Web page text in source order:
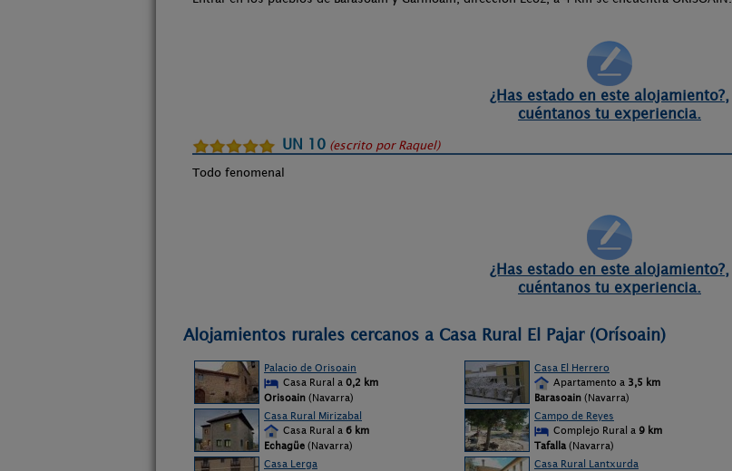
¿Has estado en este alojamiento?,
cuéntanos tu experiencia.
UN 10 (escrito por Raquel)
Todo fenomenal
¿Has estado en este alojamiento?,
cuéntanos tu experiencia.
Alojamientos rurales cercanos a Casa Rural El Pajar (Orísoain)
Palacio de Orisoain
Casa Rural a 0,2 km
Orisoain (Navarra)
Casa El Herrero
Apartamento a 3,5 km
Barasoain (Navarra)
Casa Rural Mirizabal
Casa Rural a 6 km
Echagüe (Navarra)
Campo de Reyes
Complejo Rural a 9 km
Tafalla (Navarra)
Casa Lerga
Casa Rural Lantxurda